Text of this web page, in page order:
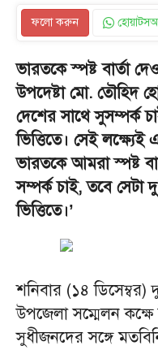
ফলো করুন
ভারতকে স্পষ্ট বার্তা
উপদেষ্টা মো. তৌহিদ
দেশের সাথে সুসম্পর্ক
ভিত্তিতে। সেই
ভারতকে আমরা স্পষ্ট
সম্পর্ক চাই, তবে সেটা
ভিত্তিতে।’
শনিবার (১৪ ডিসেম্বর)
উপজেলা সম্মেলন কক্ষে
সুধীজনদের সঙ্গে